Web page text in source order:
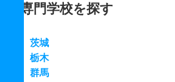
専門学校を探す
茨城
栃木
群馬